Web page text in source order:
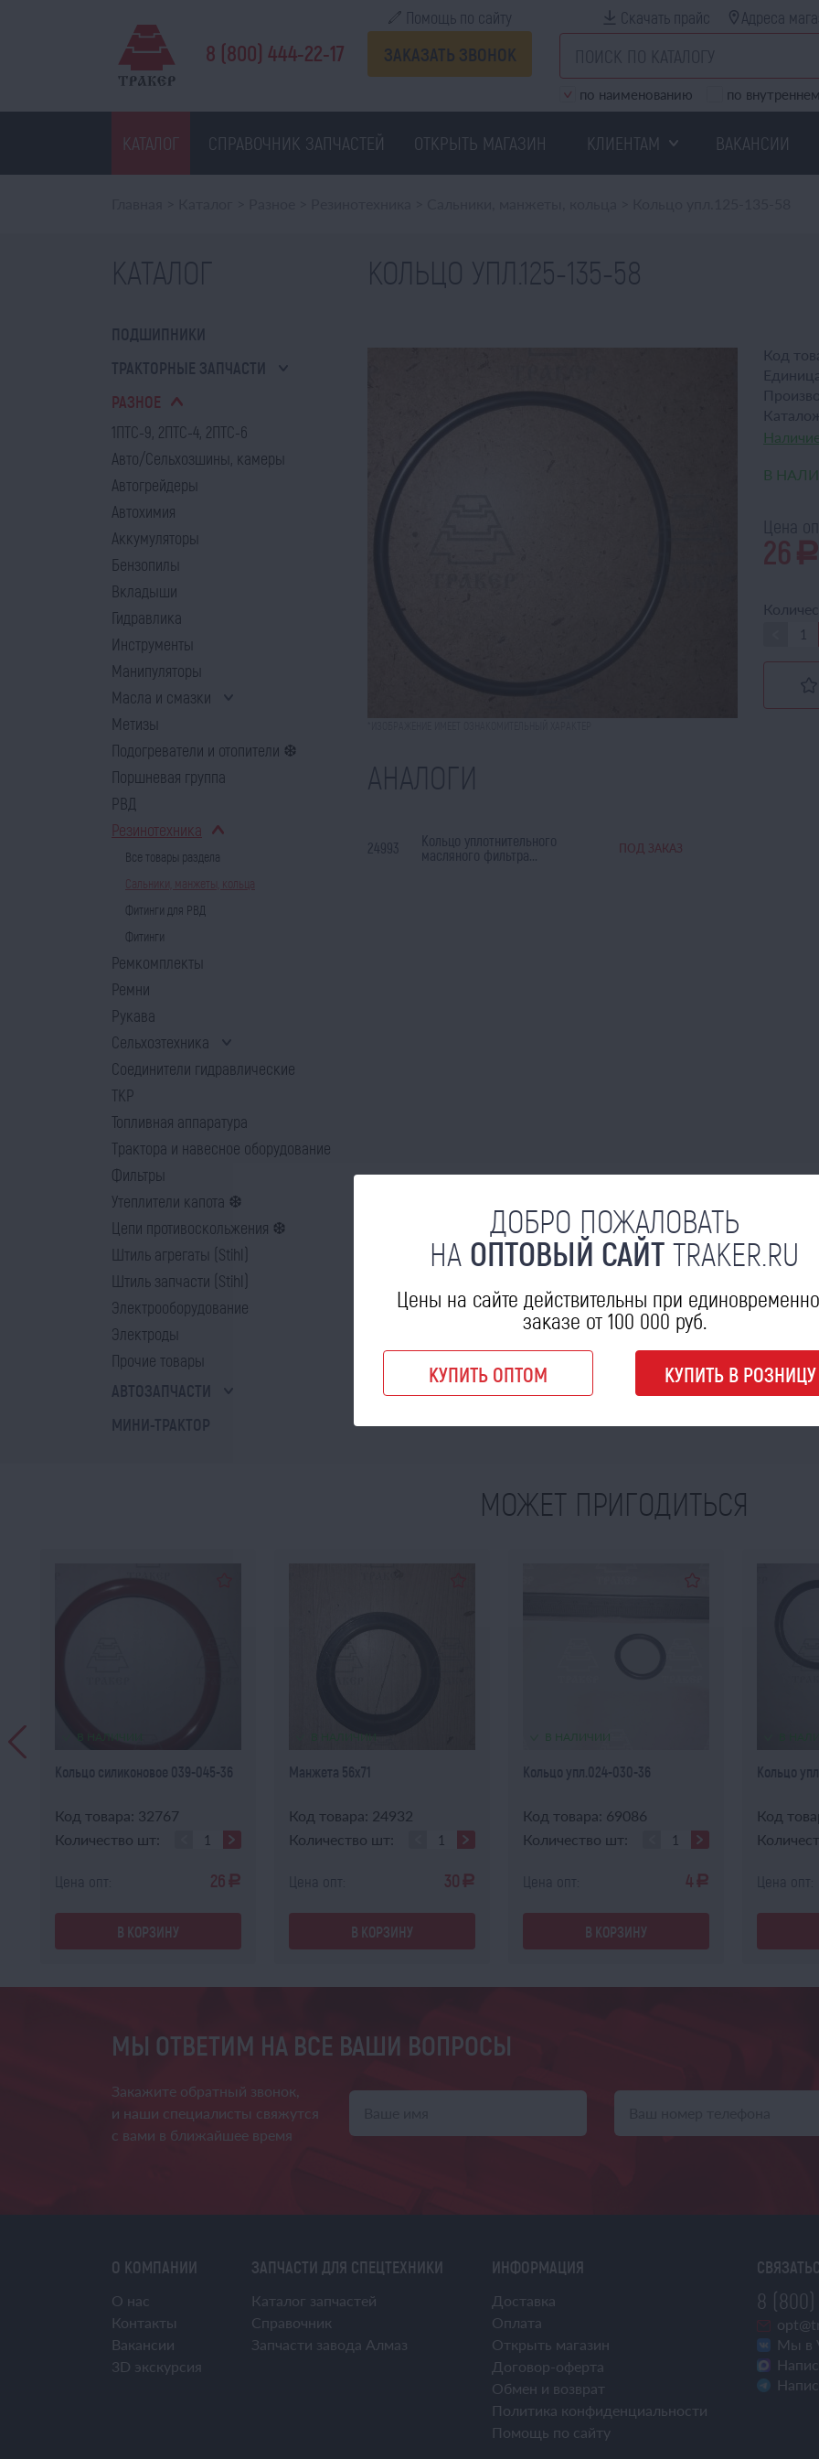
8 (800) 444-22-17
Помощь по сайту
ЗАКАЗАТЬ ЗВОНОК
Скачать прайс Адреса
по наименованию по
КАТАЛОГ СПРАВОЧНИК ЗАПЧАСТЕЙ ОТКРЫТЬ МАГАЗИН КЛИЕНТАМ ВАКАНСИИ
КАТАЛОГ
ПОДШИПНИКИ
ТРАКТОРНЫЕ ЗАПЧАСТИ
РАЗНОЕ
1ПТС-9, 2ПТС-4, 2ПТС-6
Авто/Сельхозшины, камеры
Автогрейдеры
Автохимия
Аккумуляторы
Бензопилы
Вкладыши
Гидравлика
Инструменты
Манипуляторы
Масла и смазки
Метизы
Подогреватели и отопители ❆
Поршневая группа
РВД
Резинотехника
Все товары раздела
Сальники, манжеты, кольца
Фитинги для РВД
Фитинги
Ремкомплекты
Ремни
Рукава
Сельхозтехника
Соединители гидравлические
ТКР
Топливная аппаратура
Трактора и навесное оборудование
Фильтры
Утеплители капота ❆
Цепи противоскольжения ❆
Штиль агрегаты (Stihl)
Штиль запчасти (Stihl)
Электрооборудование
Электроды
Прочие товары
АВТОЗАПЧАСТИ
МИНИ-ТРАКТОР
КОЛЬЦО УПЛ.125-135-58
Код
В
Цена
26 a
АНАЛОГИ
24993
Кольцо уплотнительного
масляного фильтра...
ПОД ЗАКАЗ
МОЖЕТ ПРИГОДИТЬСЯ
Кольцо силиконовое 039-045-36
Код товара: 32767
Количество шт:
Цена опт: 26 a
В КОРЗИНУ
Манжета 56х71
Код товара: 24932
Количество шт:
Цена опт: 30 a
В КОРЗИНУ
В НАЛИЧИИ
Кольцо упл.024-030-36
Код товара: 69086
Количество шт:
Цена опт: 4 a
В КОРЗИНУ
Кольцо
Код
Цена опт:
МЫ ОТВЕТИМ НА ВСЕ ВАШИ ВОПРОСЫ
Закажите обратный звонок,
и наши специалисты свяжутся
с вами в ближайшее время
О КОМПАНИИ
О нас
Контакты
Вакансии
3D экскурсия
ЗАПЧАСТИ ДЛЯ СПЕЦТЕХНИКИ
Каталог запчастей
Справочник
Запчасти завода Алмаз
ИНФОРМАЦИЯ
Доставка
Оплата
Открыть магазин
Договор-оферта
Обмен и возврат
Политика конфиденциальности
Помощь по сайту
8 (800)
Мы в
ДОБРО ПОЖАЛОВАТЬ
НА ОПТОВЫЙ САЙТ TRAKER.RU
Цены на сайте действительны при
заказе от 100 000 руб.
КУПИТЬ ОПТОМ КУПИТЬ В РОЗНИЦУ